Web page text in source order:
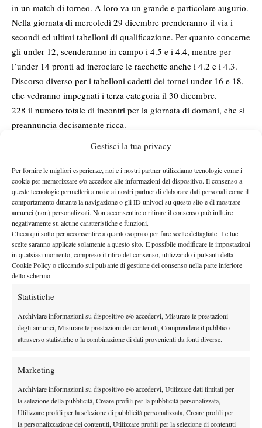
Gestisci la tua privacy
Per fornire le migliori esperienze, noi e i nostri partner utilizziamo tecnologie come i
cookie per memorizzare e/o accedere alle informazioni del dispositivo. Il consenso a
queste tecnologie permetterà a noi e ai nostri partner di elaborare dati personali come il
comportamento durante la navigazione o gli ID univoci su questo sito e di mostrare
annunci (non) personalizzati. Non acconsentire o ritirare il consenso può influire
negativamente su alcune caratteristiche e funzioni.
Clicca qui sotto per acconsentire a quanto sopra o per fare scelte dettagliate. Le tue
scelte saranno applicate solamente a questo sito. È possibile modificare le impostazioni
in qualsiasi momento, compreso il ritiro del consenso, utilizzando i pulsanti della
Cookie Policy o cliccando sul pulsante di gestione del consenso nella parte inferiore
dello schermo.
Statistiche
Archiviare informazioni su dispositivo e/o accedervi, Misurare le prestazioni
degli annunci, Misurare le prestazioni dei contenuti, Comprendere il pubblico
attraverso statistiche o la combinazione di dati provenienti da fonti diverse.
Marketing
Archiviare informazioni su dispositivo e/o accedervi, Utilizzare dati limitati per
la selezione della pubblicità, Creare profili per la pubblicità personalizzata,
Utilizzare profili per la selezione di pubblicità personalizzata, Creare profili per
la personalizzazione dei contenuti, Utilizzare profili per la selezione di contenuti
in un match di torneo. A loro va un grande e particolare augurio.
Nella giornata di mercoledì 29 dicembre prenderanno il via i
secondi ed ultimi tabelloni di qualificazione. Per quanto concerne
gli under 12, scenderanno in campo i 4.5 e i 4.4, mentre per
l’under 14 pronti ad incrociare le racchette anche i 4.2 e i 4.3.
Discorso diverso per i tabelloni cadetti dei tornei under 16 e 18,
che vedranno impegnati i terza categoria il 30 dicembre.
228 il numero totale di incontri per la giornata di domani, che si
preannuncia decisamente ricca.
informazioni utili, sono consultabili sul sito web ufficiale del
torneo:www.lemonbowl.it